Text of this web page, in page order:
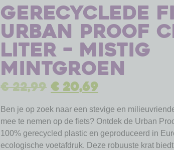
Gerecyclede
Urban Proof
Liter – Mistig
Mintgroen
€22,99 €20,69
Ben je op zoek naar een stevige en
mee te nemen op de fiets? Ontdek de Urban
100% gerecycled plastic en geproduceerd in
ecologische voetafdruk. Deze robuuste krat